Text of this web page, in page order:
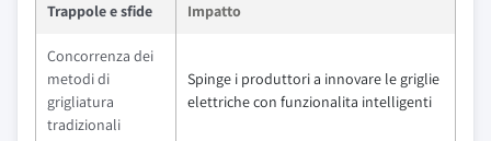
Trappole e sfide Impatto
Concorrenza dei
metodi di
grigliatura
tradizionali
Spinge i produttori a innovare le griglie
elettriche con funzionalita intelligenti